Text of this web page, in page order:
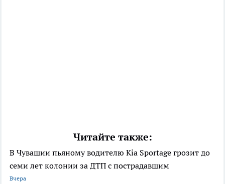
Читайте также:
В Чувашии пьяному водителю Kia Sportage грозит до
семи лет колонии за ДТП с пострадавшим
Вчера